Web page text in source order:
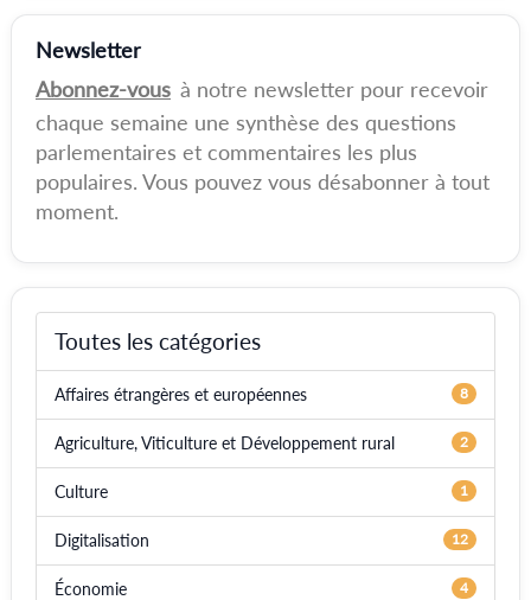
Newsletter
Abonnez-vous à notre newsletter pour recevoir
chaque semaine une synthèse des questions
parlementaires et commentaires les plus
populaires. Vous pouvez vous désabonner à tout
moment.
Toutes les catégories
Affaires étrangères et européennes 8
Agriculture, Viticulture et Développement rural 2
Culture 1
Digitalisation 12
Économie 4